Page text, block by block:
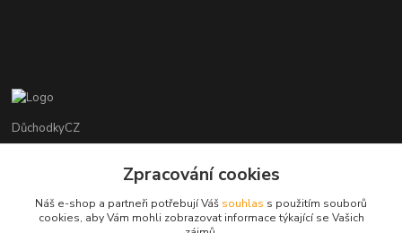
DůchodkyCZ
+420 412384749
objednavky@duchodky.cz
Zpracování cookies
Náš e-shop a partneři potřebují Váš souhlas s použitím souborů
cookies, aby Vám mohli zobrazovat informace týkající se Vašich